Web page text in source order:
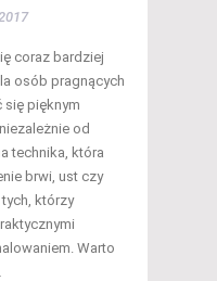
coraz bardziej
osób pragnących
pięknym
od
technika, która
brwi, ust czy
którzy
Warto